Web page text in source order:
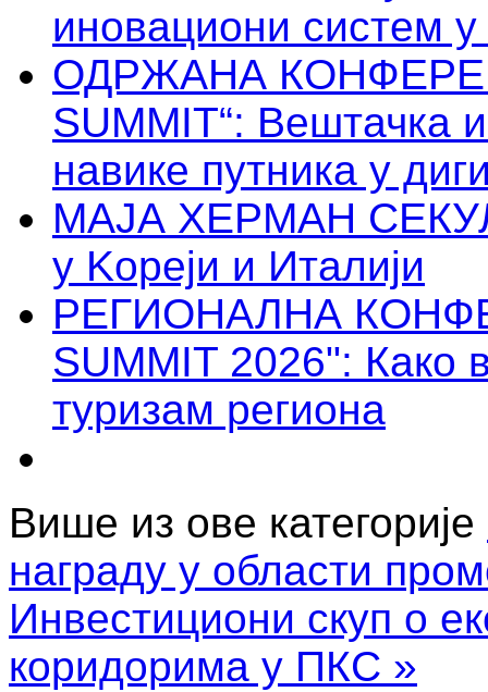
иновациони систем
ОДРЖАНА
SUMMIT“: Вештачка
навике путника у
МАЈА ХЕРМАН
у Kореји и Италији
РЕГИОНАЛНА
SUMMIT 2026": Како
туризам региона
Више из ове категорије
награду у области
Инвестициони скуп о
коридорима у ПКС »